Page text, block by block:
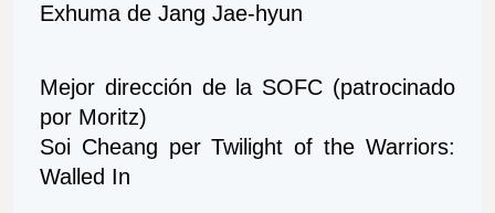
Exhuma de Jang Jae-hyun
Mejor dirección de la SOFC (patrocinado
por Moritz)
Soi Cheang per Twilight of the Warriors:
Walled In